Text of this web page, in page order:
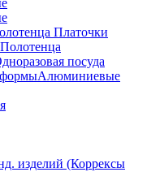
Платочки
посуда
Алюминиевые
изделий (Коррексы